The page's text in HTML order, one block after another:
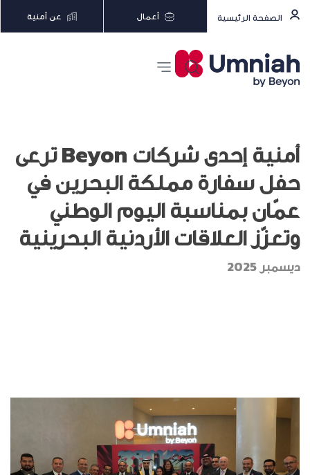
الصفحة الرئيسية أعمال عن أمنية
أمنية إحدى شركات Beyon ترعى
حفل سفارة مملكة البحرين في
عمّان بمناسبة اليوم الوطني
وتعزّز العلاقات الأردنية البحرينية
ديسمبر 2025